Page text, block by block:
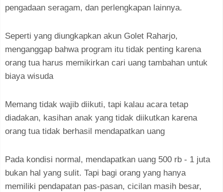
pengadaan seragam, dan perlengkapan lainnya.
Seperti yang diungkapkan akun Golet Raharjo,
menganggap bahwa program itu tidak penting karena
orang tua harus memikirkan cari uang tambahan untuk
biaya wisuda
Memang tidak wajib diikuti, tapi kalau acara tetap
diadakan, kasihan anak yang tidak diikutkan karena
orang tua tidak berhasil mendapatkan uang
Pada kondisi normal, mendapatkan uang 500 rb - 1 juta
bukan hal yang sulit. Tapi bagi orang yang hanya
memiliki pendapatan pas-pasan, cicilan masih besar,